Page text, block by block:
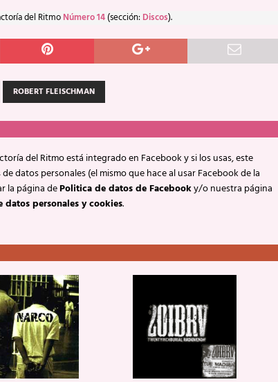
del Ritmo Número 14 (sección: Discos).
ROBERT FLEISCHMAN
del Ritmo está integrado en Facebook y si los usas, este
datos personales (el mismo que hace al usar Facebook de la
la página dePolitica de datos de Facebooky/o nuestra página
personales y cookies.